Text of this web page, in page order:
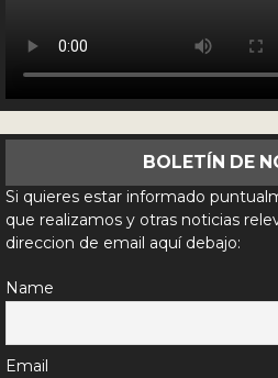
BOLETÍN DE
Si quieres estar informado
que realizamos y otras noticias
direccion de email aquí debajo:
Name
Email